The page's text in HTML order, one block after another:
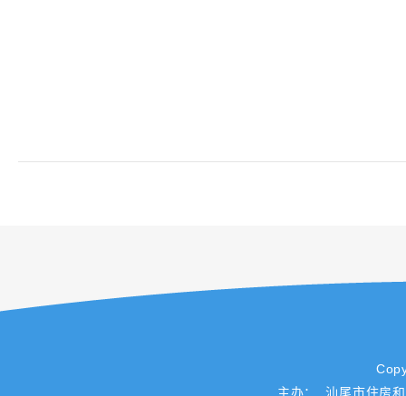
主办： 汕尾市住房